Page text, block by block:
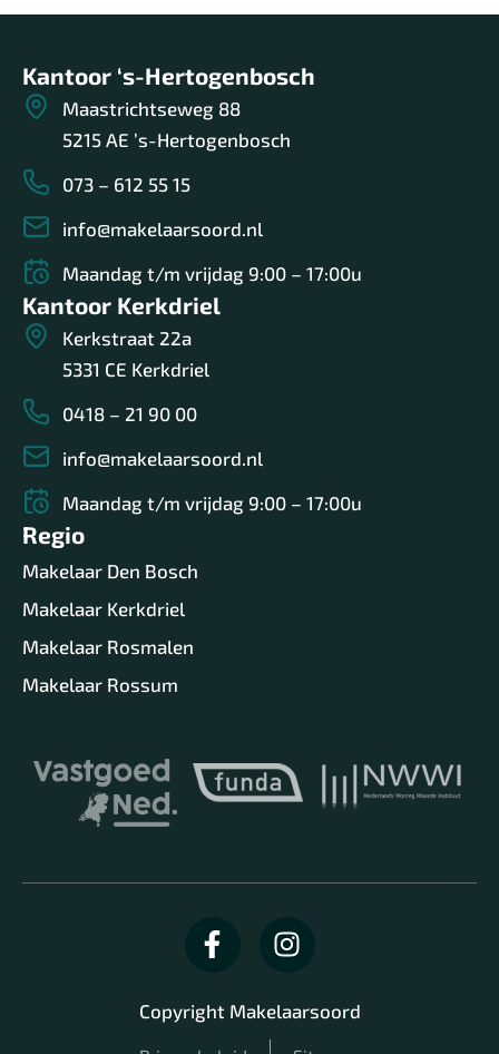
Kantoor ‘s-Hertogenbosch
Maastrichtseweg 88
5215 AE ’s-Hertogenbosch
073 – 612 55 15
info@makelaarsoord.nl
Maandag t/m vrijdag 9:00 – 17:00u
Kantoor Kerkdriel
Kerkstraat 22a
5331 CE Kerkdriel
0418 – 21 90 00
info@makelaarsoord.nl
Maandag t/m vrijdag 9:00 – 17:00u
Regio
Makelaar Den Bosch
Makelaar Kerkdriel
Makelaar Rosmalen
Makelaar Rossum
Copyright Makelaarsoord